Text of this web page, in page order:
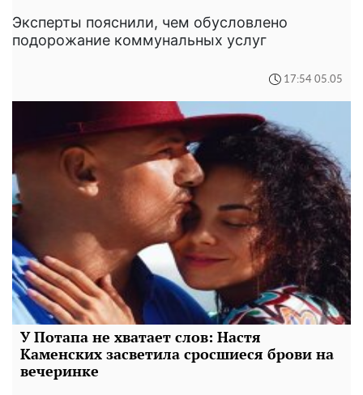
Эксперты пояснили, чем обусловлено
подорожание коммунальных услуг
17:54 05.05
У Потапа не хватает слов: Настя
Каменских засветила сросшиеся брови на
вечеринке